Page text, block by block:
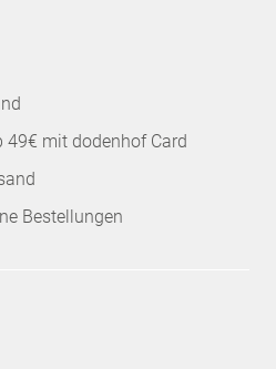
49€ mit dodenhof Card
Bestellungen